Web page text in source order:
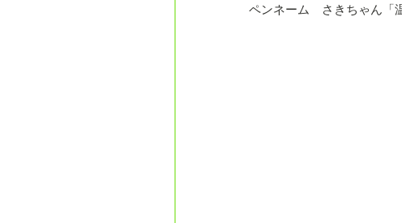
ペンネーム　さきちゃん「